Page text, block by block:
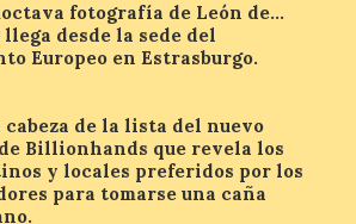
exacta del Sol y
localizar el lugar ideal
observar el eclipse
de 2026 sin
es una herramienta a
su
fotografía de León de…
desde la sede del
Europeo en Estrasburgo.
cabeza de la lista del nuevo
Billionhands que revela los
y locales preferidos por los
para tomarse una caña